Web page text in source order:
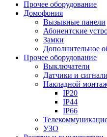
Прочее оборудование
Домофония
Вызывные панели
Абонентские
Замки
Дополнительное
Прочее оборудование
Выключатели
Датчики и
Накладной
IP20
IP44
IP66
УЗО